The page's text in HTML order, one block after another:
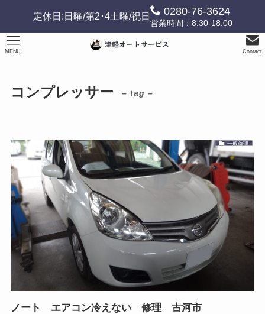
定休日:日曜/第2･4土曜/祝日 0280-76-3624
営業時間：8:30-18:00
Contact
MENU
コンプレッサー – tag –
一般修理
ノート エアコン冷えない 修理 古河市